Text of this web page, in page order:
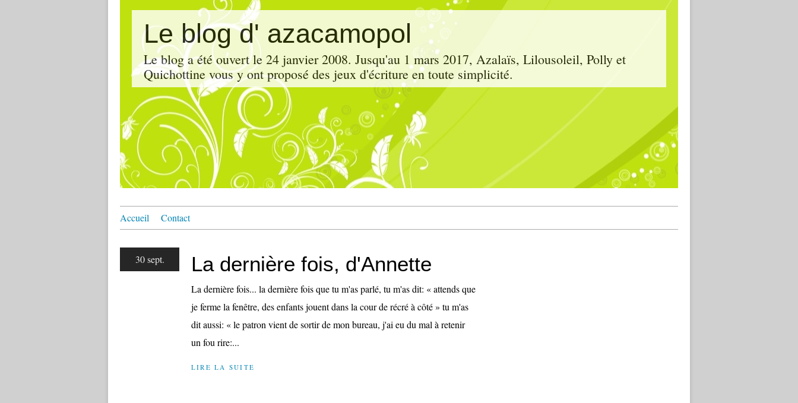
Le blog d' azacamopol
Le blog a été ouvert le 24 janvier 2008. Jusqu'au 1 mars 2017, Azalaïs, Lilousoleil, Polly et
Quichottine vous y ont proposé des jeux d'écriture en toute simplicité.
Accueil Contact
30 sept. La dernière fois, d'Annette
La dernière fois... la dernière fois que tu m'as parlé, tu m'as dit: « attends que
je ferme la fenêtre, des enfants jouent dans la cour de récré à côté » tu m'as
dit aussi: « le patron vient de sortir de mon bureau, j'ai eu du mal à retenir
un fou rire:...
LIRE LA SUITE